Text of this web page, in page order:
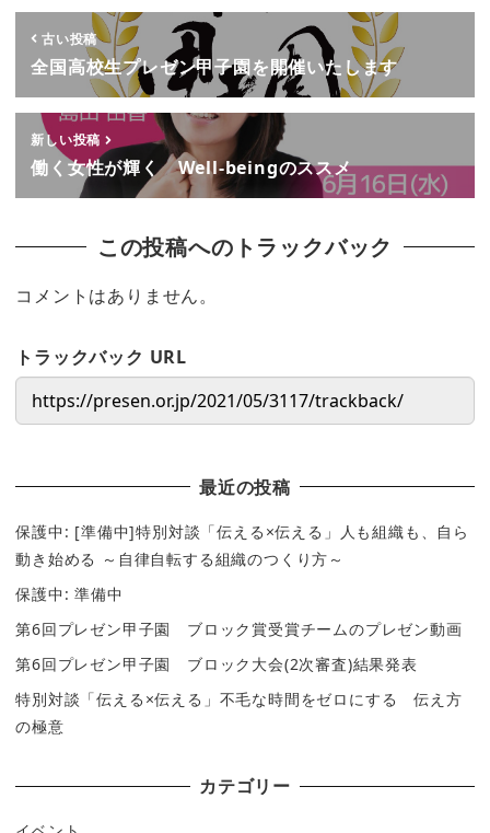
古い投稿
全国高校生プレゼン甲子園を開催いたします
新しい投稿
働く女性が輝く Well-beingのススメ
この投稿へのトラックバック
コメントはありません。
トラックバック URL
最近の投稿
保護中: [準備中]特別対談「伝える×伝える」人も組織も、自ら
動き始める ～自律自転する組織のつくり方～
保護中: 準備中
第6回プレゼン甲子園 ブロック賞受賞チームのプレゼン動画
第6回プレゼン甲子園 ブロック大会(2次審査)結果発表
特別対談「伝える×伝える」不毛な時間をゼロにする 伝え方
の極意
カテゴリー